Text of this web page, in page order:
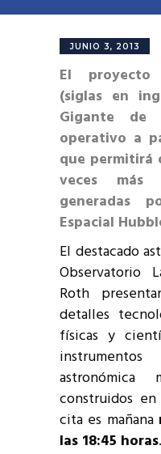
JUNIO 3, 2013
El proyecto
(siglas en
Gigante de
operativo a
que permitirá
veces más
generadas
Espacial
El destacado
Observatorio
Roth
detalles
físicas y
astronómica
construidos
cita es mañana
las 18:45 horas.